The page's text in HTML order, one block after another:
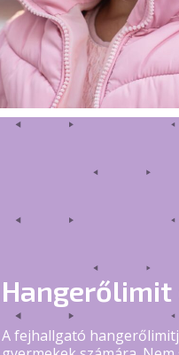
Hangerőlimit
A fejhallgató